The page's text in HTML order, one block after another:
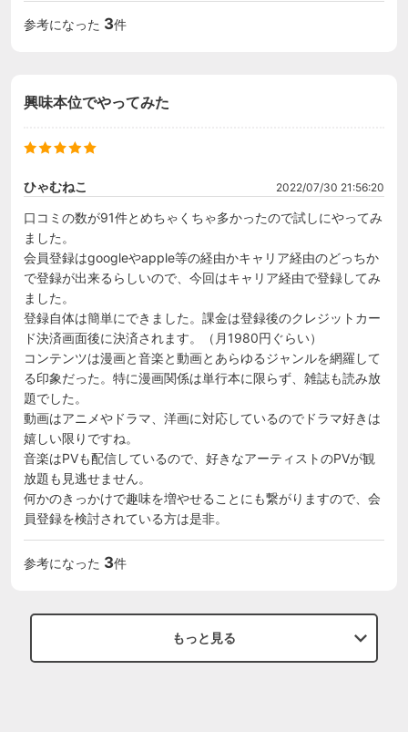
参考になった 3件
興味本位でやってみた
ひゃむねこ 2022/07/30 21:56:20
口コミの数が91件とめちゃくちゃ多かったので試しにやってみ
ました。
会員登録はgoogleやapple等の経由かキャリア経由のどっちか
で登録が出来るらしいので、今回はキャリア経由で登録してみ
ました。
登録自体は簡単にできました。課金は登録後のクレジットカー
ド決済画面後に決済されます。（月1980円ぐらい）
コンテンツは漫画と音楽と動画とあらゆるジャンルを網羅して
る印象だった。特に漫画関係は単行本に限らず、雑誌も読み放
題でした。
動画はアニメやドラマ、洋画に対応しているのでドラマ好きは
嬉しい限りですね。
音楽はPVも配信しているので、好きなアーティストのPVが観
放題も見逃せません。
何かのきっかけで趣味を増やせることにも繋がりますので、会
員登録を検討されている方は是非。
参考になった 3件
もっと見る